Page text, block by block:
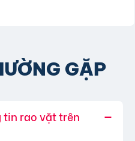
GẶP
tin rao vặt trên